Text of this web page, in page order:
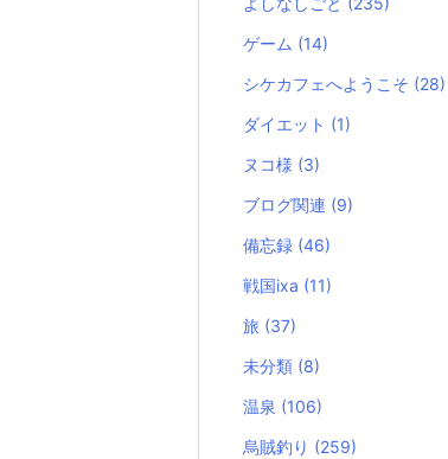
ゲーム (14)
シケカフェへようこそ (28)
ダイエット (1)
ヌコ様 (3)
ブログ関連 (9)
備忘録 (46)
戦国ixa (11)
旅 (37)
未分類 (8)
温泉 (106)
烏賊釣り (259)